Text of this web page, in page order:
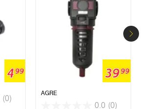
499
(0)
3999
AGRE
0.0 (0)